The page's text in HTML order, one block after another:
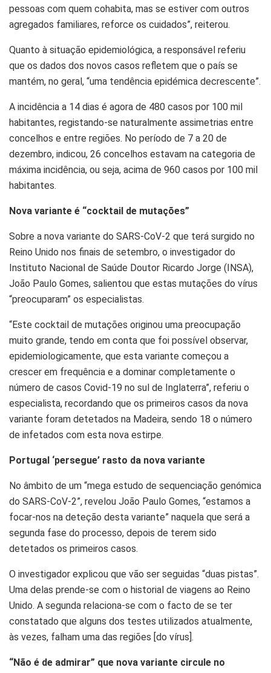
pessoas com quem cohabita, mas se estiver com outros
agregados familiares, reforce os cuidados”, reiterou.
Quanto à situação epidemiológica, a responsável referiu
que os dados dos novos casos refletem que o país se
mantém, no geral, “uma tendência epidémica decrescente”.
A incidência a 14 dias é agora de 480 casos por 100 mil
habitantes, registando-se naturalmente assimetrias entre
concelhos e entre regiões. No período de 7 a 20 de
dezembro, indicou, 26 concelhos estavam na categoria de
máxima incidência, ou seja, acima de 960 casos por 100 mil
habitantes.
Nova variante é “cocktail de mutações”
Sobre a nova variante do SARS-CoV-2 que terá surgido no
Reino Unido nos finais de setembro, o investigador do
Instituto Nacional de Saúde Doutor Ricardo Jorge (INSA),
João Paulo Gomes, salientou que estas mutações do vírus
“preocuparam” os especialistas.
“Este cocktail de mutações originou uma preocupação
muito grande, tendo em conta que foi possível observar,
epidemiologicamente, que esta variante começou a
crescer em frequência e a dominar completamente o
número de casos Covid-19 no sul de Inglaterra”, referiu o
especialista, recordando que os primeiros casos da nova
variante foram detetados na Madeira, sendo 18 o número
de infetados com esta nova estirpe.
Portugal ‘persegue’ rasto da nova variante
No âmbito de um “mega estudo de sequenciação genómica
do SARS-CoV-2”, revelou João Paulo Gomes, “estamos a
focar-nos na deteção desta variante” naquela que será a
segunda fase do processo, depois de terem sido
detetados os primeiros casos.
O investigador explicou que vão ser seguidas “duas pistas”.
Uma delas prende-se com o historial de viagens ao Reino
Unido. A segunda relaciona-se com o facto de se ter
constatado que alguns dos testes utilizados atualmente,
às vezes, falham uma das regiões [do vírus].
“Não é de admirar” que nova variante circule no